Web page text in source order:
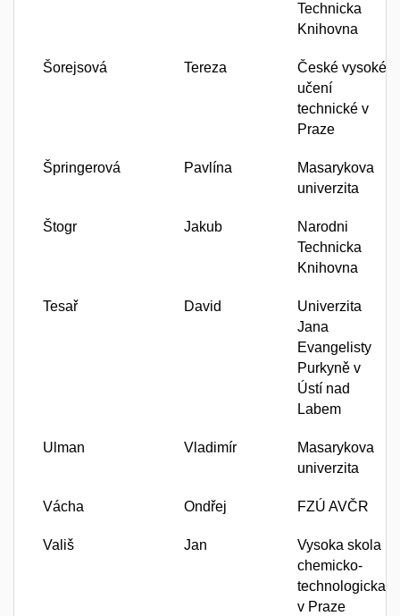
Technicka
Knihovna
Šorejsová Tereza
České vysoké
učení
technické v
Praze
Špringerová Pavlína
Masarykova
univerzita
Štogr Jakub
Narodni
Technicka
Knihovna
Tesař David
Univerzita
Jana
Evangelisty
Purkyně v
Ústí nad
Labem
Ulman Vladimír
Masarykova
univerzita
Vácha Ondřej FZÚ AVČR
Vališ Jan
Vysoka skola
chemicko-
technologicka
v Praze